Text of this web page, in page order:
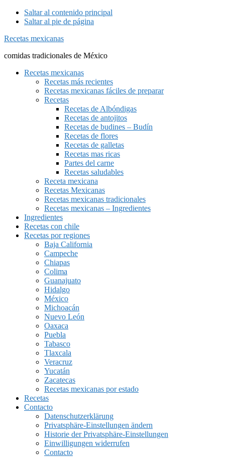
Saltar al contenido principal
Saltar al pie de página
Recetas mexicanas
comidas tradicionales de México
Recetas mexicanas
Recetas más recientes
Recetas mexicanas fáciles de preparar
Recetas
Recetas de Albóndigas
Recetas de antojitos
Recetas de budines – Budín
Recetas de flores
Recetas de galletas
Recetas mas ricas
Partes del carne
Recetas saludables
Receta mexicana
Recetas Mexicanas
Recetas mexicanas tradicionales
Recetas mexicanas – Ingredientes
Ingredientes
Recetas con chile
Recetas por regiones
Baja California
Campeche
Chiapas
Colima
Guanajuato
Hidalgo
México
Michoacán
Nuevo León
Oaxaca
Puebla
Tabasco
Tlaxcala
Veracruz
Yucatán
Zacatecas
Recetas mexicanas por estado
Recetas
Contacto
Datenschutzerklärung
Privatsphäre-Einstellungen ändern
Historie der Privatsphäre-Einstellungen
Einwilligungen widerrufen
Contacto